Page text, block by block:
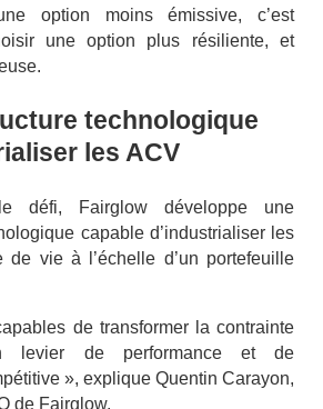
option moins émissive, c’est
une option plus résiliente, et
technologique
les ACV
défi, Fairglow développe une
capable d’industrialiser les
de vie à l’échelle d’un portefeuille
de transformer la contrainte
levier de performance et de
», explique Quentin Carayon,
de Fairglow.